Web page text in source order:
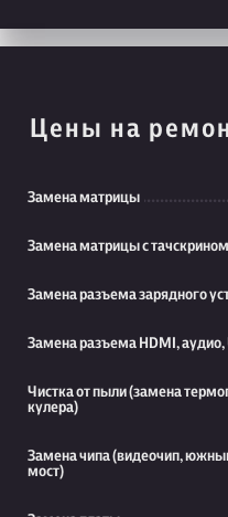
Цены на
Замена матрицы
Замена матрицы с тачскрином
Замена разъема зарядного
Замена разъема HDMI, аудио,
Чистка от пыли (замена
кулера)
Замена чипа (видеочип,
мост)